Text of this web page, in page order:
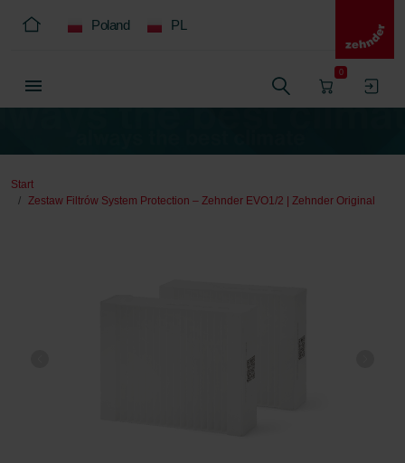
Poland PL
0
Start
Zestaw Filtrów System Protection – Zehnder EVO1/2 | Zehnder Original